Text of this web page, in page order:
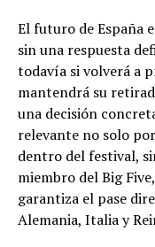
El futuro de España
sin una respuesta
todavía si volverá a
mantendrá su
una decisión
relevante no solo
dentro del festival,
miembro del Big
garantiza el pase
Alemania, Italia y